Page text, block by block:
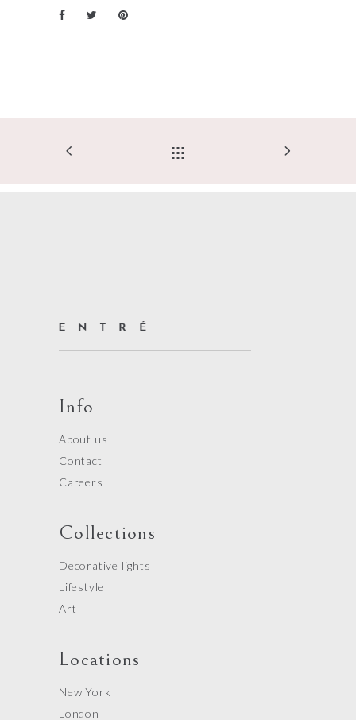
Info
About us
Contact
Careers
Collections
Decorative lights
Lifestyle
Art
Locations
New York
London